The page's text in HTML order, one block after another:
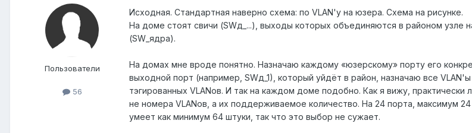
Пользователи
56
Исходная. Стандартная наверно схема: по VLAN'у на юзера. Схема на рисунке.
На доме стоят свичи (SWд_...), выходы которых объединяются в районом узле
(SW_ядра).
На домах мне вроде понятно. Назначаю каждому «юзерскому» порту его
выходной порт (например, SWд_1), который уйдёт в район, назначаю все
тэгированных VLANов. И так на каждом доме подобно. Как я вижу,
не номера VLANов, а их поддерживаемое количество. На 24 порта, максимум
умеет как минимум 64 штуки, так что это выбор не сужает.